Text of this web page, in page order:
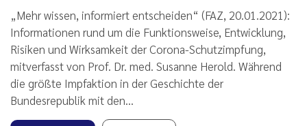
„Mehr wissen, informiert entscheiden“ (FAZ, 20.01.2021):
Informationen rund um die Funktionsweise, Entwicklung,
Risiken und Wirksamkeit der Corona-Schutzimpfung,
mitverfasst von Prof. Dr. med. Susanne Herold. Während
die größte Impfaktion in der Geschichte der
Bundesrepublik mit den…